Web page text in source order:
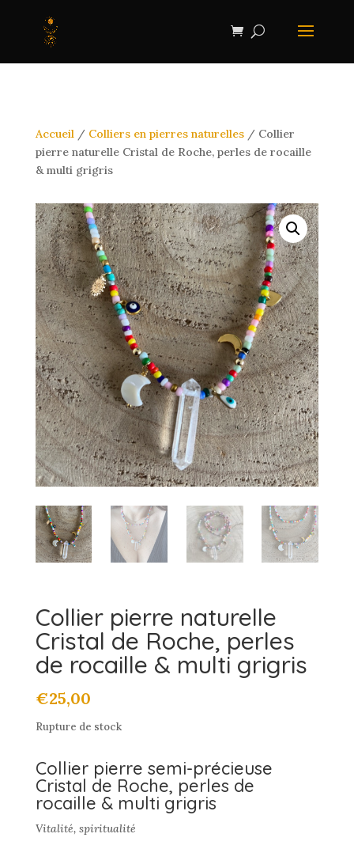
Accueil/ Colliers en pierres naturelles/ Collier
pierre naturelle Cristal de Roche, perles de rocaille
& multi grigris
Collier pierre naturelle
Cristal de Roche, perles
de rocaille & multi grigris
€25,00
Rupture de stock
Collier pierre semi-précieuse
Cristal de Roche, perles de
rocaille & multi grigris
Vitalité, spiritualité